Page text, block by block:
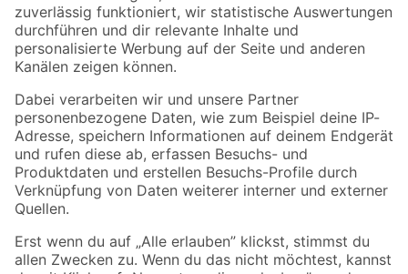
Zur Newsletter Anmeldung
Folge uns
Zahlungsarten Versandarten
Sicher einkaufen